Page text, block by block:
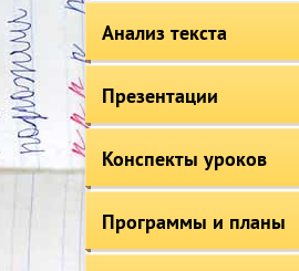
Анализ текста
Презентации
Конспекты уроков
Программы и планы